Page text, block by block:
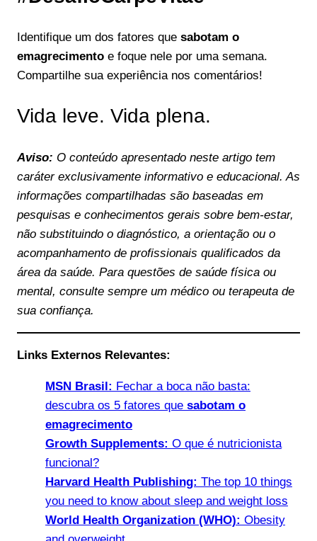
Identifique um dos fatores que sabotam o
emagrecimento e foque nele por uma semana.
Compartilhe sua experiência nos comentários!
Vida leve. Vida plena.
Aviso: O conteúdo apresentado neste artigo tem
caráter exclusivamente informativo e educacional. As
informações compartilhadas são baseadas em
pesquisas e conhecimentos gerais sobre bem-estar,
não substituindo o diagnóstico, a orientação ou o
acompanhamento de profissionais qualificados da
área da saúde. Para questões de saúde física ou
mental, consulte sempre um médico ou terapeuta de
sua confiança.
Links Externos Relevantes:
MSN Brasil: Fechar a boca não basta:
descubra os 5 fatores que sabotam o
emagrecimento
Growth Supplements: O que é nutricionista
funcional?
Harvard Health Publishing: The top 10 things
you need to know about sleep and weight loss
World Health Organization (WHO): Obesity